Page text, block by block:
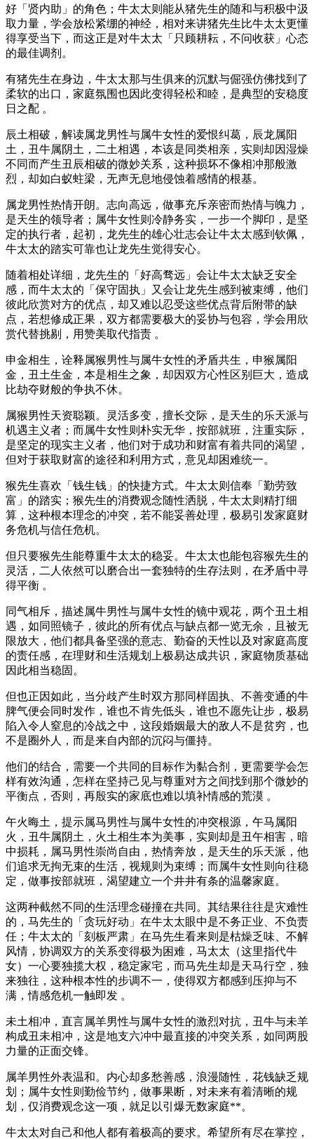
好「贤内助」的角色；牛太太则能从猪先生的随和与积极中汲
取力量，学会放松紧绷的神经，相对来讲猪先生比牛太太更懂
得享受当下，而这正是对牛太太「只顾耕耘，不问收获」心态
的最佳调剂。
有猪先生在身边，牛太太那与生俱来的沉默与倔强仿佛找到了
柔软的出口，家庭氛围也因此变得轻松和睦，是典型的安稳度
日之配 。
辰土相破，解读属龙男性与属牛女性的爱恨纠葛，辰龙属阳
土，丑牛属阴土，二土相遇，本该是同类相亲，实则却因湿燥
不同而产生丑辰相破的微妙关系，这种损坏不像相冲那般激
烈，却如白蚁蛀梁，无声无息地侵蚀着感情的根基。
属龙男性热情开朗。志向高远，做事充斥亲密而热情与魄力，
是天生的领导者；属牛女性则冷静务实，一步一个脚印，是坚
定的执行者，起初，龙先生的雄心壮志会让牛太太感到钦佩，
牛太太的踏实可靠也让龙先生觉得安心。
随着相处详细，龙先生的「好高骛远」会让牛太太缺乏安全
感，而牛太太的「保守固执」又会让龙先生感到被束缚，他们
彼此欣赏对方的优点，却又难以忍受这些优点背后附带的缺
点，若想修成正果，双方都需要极大的妥协与包容，学会用欣
赏代替挑剔，用赞美取代指责 。
申金相生，诠释属猴男性与属牛女性的矛盾共生，申猴属阳
金，丑土生金，本是相生之象，却因双方心性区别巨大，造成
比劫夺财般的争执不休。
属猴男性天资聪颖。灵活多变，擅长交际，是天生的乐天派与
机遇主义者；而属牛女性则朴实无华，按部就班，注重实际，
是坚定的现实主义者，他们对于成功和财富有着共同的渴望，
但对于获取财富的途径和利用方式，意见却困难统一。
猴先生喜欢「钱生钱」的快捷方式。牛太太则信奉「勤劳致
富」的踏实；猴先生的消费观念随性洒脱，牛太太则精打细
算，这种根本理念的冲突，若不能妥善处理，极易引发家庭财
务危机与信任危机。
但只要猴先生能尊重牛太太的稳妥。牛太太也能包容猴先生的
灵活，二人依然可以磨合出一套独特的生存法则，在矛盾中寻
得平衡 。
同气相斥，描述属牛男性与属牛女性的镜中观花，两个丑土相
遇，如同照镜子，彼此的所有优点与缺点都一览无余，且被无
限放大，他们都具备坚强的意志、勤奋的天性以及对家庭高度
的责任感，在理财和生活规划上极易达成共识，家庭物质基础
因此相当稳固。
但也正因如此，当分歧产生时双方那同样固执、不善变通的牛
脾气便会同时发作，谁也不肯先低头，谁也不愿先让步，极易
陷入令人窒息的冷战之中，这段婚姻最大的敌人不是贫穷，也
不是圈外人，而是来自内部的沉闷与僵持。
他们的结合，需要一个共同的目标作为黏合剂，更需要学会怎
样有效沟通，怎样在坚持己见与尊重对方之间找到那个微妙的
平衡点，否则，再殷实的家底也难以填补情感的荒漠 。
午火晦土，提示属马男性与属牛女性的冲突根源，午马属阳
火，丑牛属阴土，火土相生本为美事，实则却是丑午相害，暗
中损耗，属马男性崇尚自由，热情奔放，是天生的乐天派，他
们追求无拘无束的生活，视规则为束缚；而属牛女性则向往稳
定，做事按部就班，渴望建立一个井井有条的温馨家庭。
这两种截然不同的生活理念碰撞在共同。其结果往往是灾难性
的，马先生的「贪玩好动」在牛太太眼中是不务正业、不负责
任；牛太太的「刻板严肃」在马先生看来则是枯燥乏味、不解
风情，协调双方的关系变得极为困难，马太太（这里指代牛
女）一心要独揽大权，稳定家宅，而马先生却是天马行空，独
来独往，这种根本性的步调不一，使得双方都感到压抑与不
满，情感危机一触即发 。
未土相冲，直言属羊男性与属牛女性的激烈对抗，丑牛与未羊
构成丑未相冲，这是地支六冲中最直接的冲突关系，如同两股
力量的正面交锋。
属羊男性外表温和。内心却多愁善感，浪漫随性，花钱缺乏规
划；属牛女性则勤俭节约，做事果断，对未来有着清晰的规
划，仅消费观念这一项，就足以引爆无数家庭**。
牛太太对自己和他人都有着极高的要求。希望所有尽在掌控，